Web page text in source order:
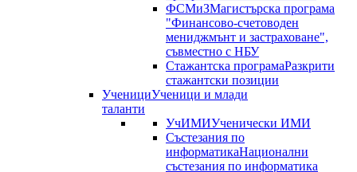
ФСМиЗМагистърска програма
"Финансово-счетоводен
мениджмънт и застраховане",
съвместно с НБУ
Стажантска програмаРазкрити
стажантски позиции
УченициУченици и млади
таланти
УчИМИУченически ИМИ
Състезания по
информатикаНационални
състезания по информатика